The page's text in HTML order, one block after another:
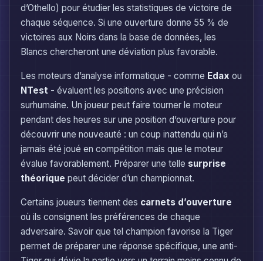
d’Othello) pour étudier les statistiques de victoire de
chaque séquence. Si une ouverture donne 55 % de
victoires aux Noirs dans la base de données, les
Blancs chercheront une déviation plus favorable.
Les moteurs d’analyse informatique - comme Edax ou
NTest - évaluent les positions avec une précision
surhumaine. Un joueur peut faire tourner le moteur
pendant des heures sur une position d’ouverture pour
découvrir une nouveauté : un coup inattendu qui n’a
jamais été joué en compétition mais que le moteur
évalue favorablement. Préparer une telle surprise
théorique peut décider d’un championnat.
Certains joueurs tiennent des carnets d’ouverture
où ils consignent les préférences de chaque
adversaire. Savoir que tel champion favorise la Tiger
permet de préparer une réponse spécifique, une anti-